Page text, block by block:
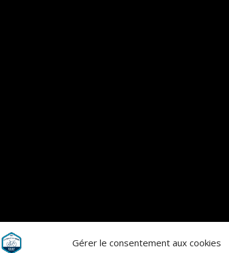
Gérer le consentement aux cookies